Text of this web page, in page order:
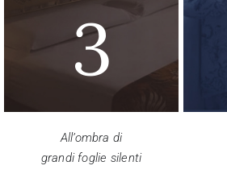
3
All’ombra di
grandi foglie silenti